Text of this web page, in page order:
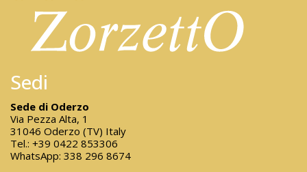
Sedi
Sede di Oderzo
Via Pezza Alta, 1
31046 Oderzo (TV) Italy
Tel.: +39 0422 853306
WhatsApp: 338 296 8674